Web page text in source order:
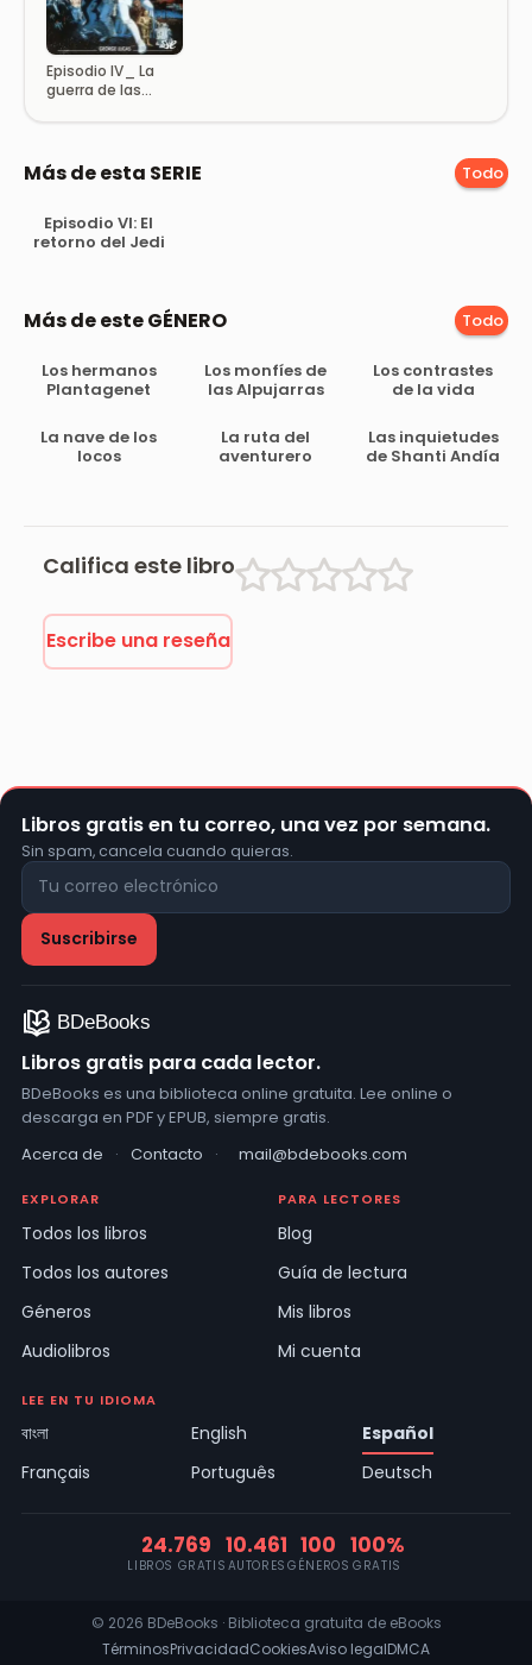
Episodio IV_ La
guerra de las
Más de esta SERIE Todo
Episodio VI: El
retorno del Jedi
Más de este GÉNERO Todo
Los hermanos
Plantagenet
Los monfíes de
las Alpujarras
Los contrastes
de la vida
La nave de los
locos
La ruta del
aventurero
Las inquietudes
de Shanti Andía
Califica este libro
Escribe una reseña
Libros gratis en tu correo, una vez por semana.
Sin spam, cancela cuando quieras.
Libros gratis para cada lector.
BDeBooks es una biblioteca online gratuita. Lee online o
descarga en PDF y EPUB, siempre gratis.
Acerca de
· Contacto · mail@bdebooks.com
EXPLORAR
Todos los libros
Todos los autores
Géneros
Audiolibros
PARA LECTORES
Blog
Guía de lectura
Mis libros
Mi cuenta
LEE EN TU IDIOMA
বাংলা English
Español
Français
Português Deutsch
24.769
LIBROS GRATIS
10.461
AUTORES
100
GÉNEROS
100%
GRATIS
© 2026 BDeBooks · Biblioteca gratuita de eBooks
TérminosPrivacidadCookiesAviso legalDMCA